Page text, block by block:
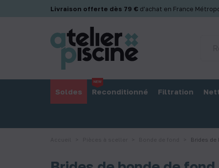
Livraison offerte dès 79 € d'achat en France
Soldes Reconditionné Filtration
Brides de